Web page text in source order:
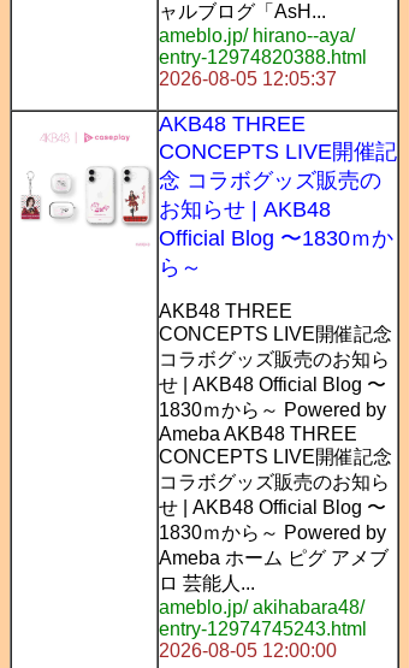
ャルブログ「AsH...
ameblo.jp/ hirano--aya/
entry-12974820388.html
2026-08-05 12:05:37
AKB48 THREE
CONCEPTS LIVE開催記
念 コラボグッズ販売の
お知らせ | AKB48
Official Blog 〜1830ｍか
ら～
AKB48 THREE
CONCEPTS LIVE開催記念
コラボグッズ販売のお知ら
せ | AKB48 Official Blog 〜
1830ｍから～ Powered by
Ameba AKB48 THREE
CONCEPTS LIVE開催記念
コラボグッズ販売のお知ら
せ | AKB48 Official Blog 〜
1830ｍから～ Powered by
Ameba ホーム ピグ アメブ
ロ 芸能人...
ameblo.jp/ akihabara48/
entry-12974745243.html
2026-08-05 12:00:00